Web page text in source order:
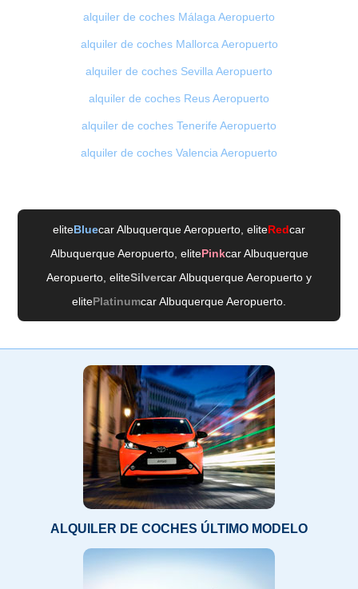
alquiler de coches Málaga Aeropuerto
alquiler de coches Mallorca Aeropuerto
alquiler de coches Sevilla Aeropuerto
alquiler de coches Reus Aeropuerto
alquiler de coches Tenerife Aeropuerto
alquiler de coches Valencia Aeropuerto
eliteBluecar Albuquerque Aeropuerto , eliteRedcar
Albuquerque Aeropuerto, elitePinkcar Albuquerque
Aeropuerto , eliteSilvercar Albuquerque Aeropuerto y
elitePlatinumcar Albuquerque Aeropuerto
ALQUILER DE COCHES ÚLTIMO MODELO